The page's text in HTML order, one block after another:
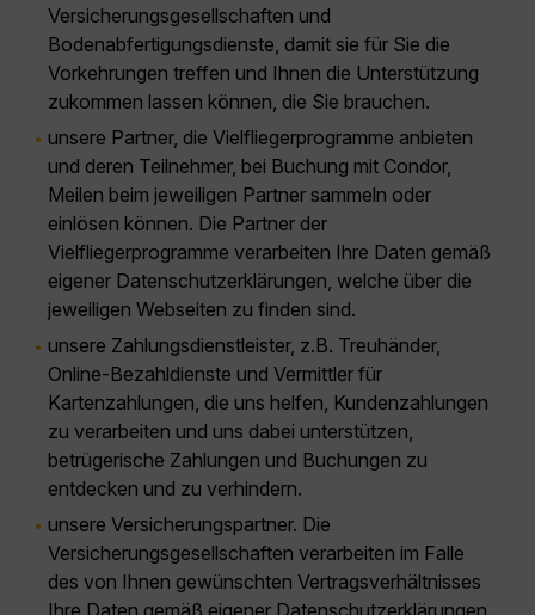
Versicherungsgesellschaften und
Bodenabfertigungsdienste, damit sie für Sie die
Vorkehrungen treffen und Ihnen die Unterstützung
zukommen lassen können, die Sie brauchen.
unsere Partner, die Vielfliegerprogramme anbieten
und deren Teilnehmer, bei Buchung mit Condor,
Meilen beim jeweiligen Partner sammeln oder
einlösen können. Die Partner der
Vielfliegerprogramme verarbeiten Ihre Daten gemäß
eigener Datenschutzerklärungen, welche über die
jeweiligen Webseiten zu finden sind.
unsere Zahlungsdienstleister, z.B. Treuhänder,
Online-Bezahldienste und Vermittler für
Kartenzahlungen, die uns helfen, Kundenzahlungen
zu verarbeiten und uns dabei unterstützen,
betrügerische Zahlungen und Buchungen zu
entdecken und zu verhindern.
unsere Versicherungspartner. Die
Versicherungsgesellschaften verarbeiten im Falle
des von Ihnen gewünschten Vertragsverhältnisses
Ihre Daten gemäß eigener Datenschutzerklärungen.